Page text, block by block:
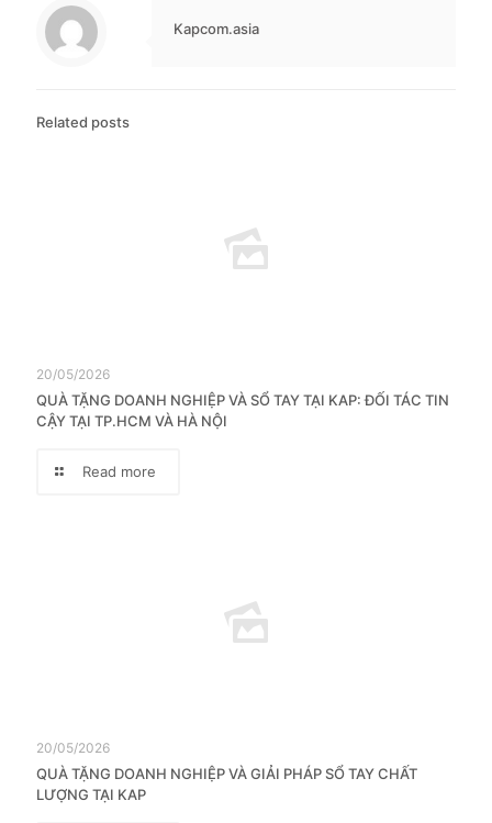
Kapcom.asia
Related posts
20/05/2026
QUÀ TẶNG DOANH NGHIỆP VÀ SỔ TAY TẠI KAP: ĐỐI TÁC TIN
CẬY TẠI TP.HCM VÀ HÀ NỘI
Read more
20/05/2026
QUÀ TẶNG DOANH NGHIỆP VÀ GIẢI PHÁP SỔ TAY CHẤT
LƯỢNG TẠI KAP